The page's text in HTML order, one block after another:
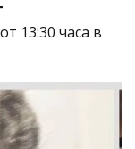
13:30 часа в